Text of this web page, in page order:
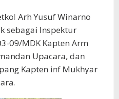
Arh Yusuf Winarno
sebagai Inspektur
09/MDK Kapten Arm
Upacara, dan
Kapten inf Mukhyar